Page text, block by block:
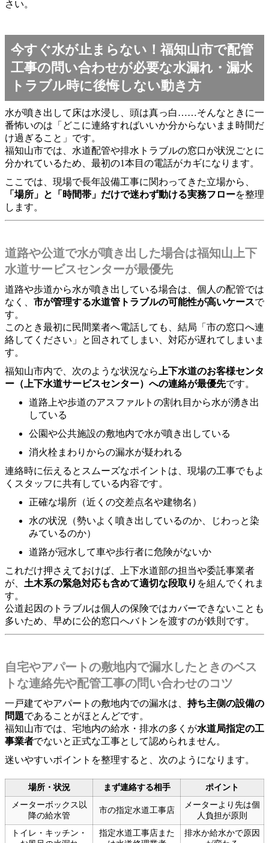
さい。
今すぐ水が止まらない！福知山市で配管
工事の問い合わせが必要な水漏れ・漏水
トラブル時に後悔しない動き方
水が噴き出して床は水浸し、頭は真っ白……そんなときに一
番怖いのは「どこに連絡すればいいか分からないまま時間だ
け過ぎること」です。
福知山市では、水道配管や排水トラブルの窓口が状況ごとに
分かれているため、最初の1本目の電話がカギになります。
ここでは、現場で長年設備工事に関わってきた立場から、
「場所」と「時間帯」だけで迷わず動ける実務フローを整理
します。
道路や公道で水が噴き出した場合は福知山上下
水道サービスセンターが最優先
道路や歩道から水が噴き出している場合は、個人の配管では
なく、 市が管理する水道管トラブルの可能性が高いケースで
す。
このとき最初に民間業者へ電話しても、結局「市の窓口へ連
絡してください」と回されてしまい、対応が遅れてしまいま
す。
福知山市内で、次のような状況なら
上下水道のお客様センタ
ー（上下水道サービスセンター）への連絡が最優先です。
道路上や歩道のアスファルトの割れ目から水が湧き出
している
公園や公共施設の敷地内で水が噴き出している
消火栓まわりからの漏水が疑われる
連絡時に伝えるとスムーズなポイントは、現場の工事でもよ
くスタッフに共有している内容です。
正確な場所（近くの交差点名や建物名）
水の状況（勢いよく噴き出しているのか、じわっと染
みているのか）
道路が冠水して車や歩行者に危険がないか
これだけ押さえておけば、上下水道部の担当や委託事業者
が、 土木系の緊急対応も含めて適切な段取り を組んでくれま
す。
公道起因のトラブルは個人の保険ではカバーできないことも
多いため、早めに公的窓口へバトンを渡すのが鉄則です。
自宅やアパートの敷地内で漏水したときのベス
トな連絡先や配管工事の問い合わせのコツ
一戸建てやアパートの敷地内での漏水は、 持ち主側の設備の
問題であることがほとんどです。
福知山市では、宅地内の給水・排水の多くが水道局指定の工
事業者でないと正式な工事として認められません。
迷いやすいポイントを整理すると、次のようになります。
場所・状況 まず連絡する相手
ポイント
メーターボックス以
降の給水管
市の指定水道工事店
メーターより先は個
人負担が原則
トイレ・キッチン・
指定水道工事店また
排水か給水かで原因